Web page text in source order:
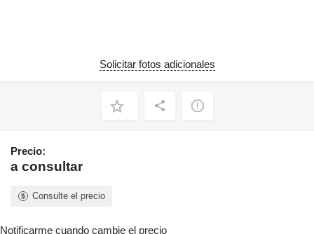
Solicitar fotos adicionales
Precio:
a consultar
Consulte el precio
Notificarme cuando cambie el precio